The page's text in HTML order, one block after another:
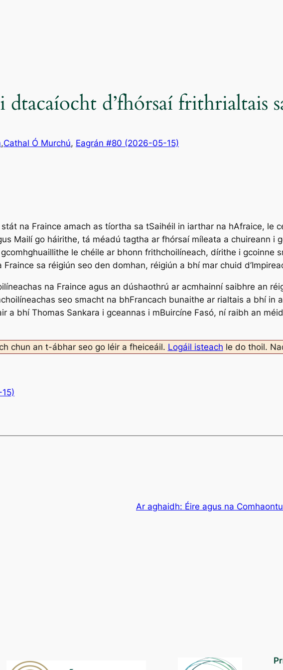
d’fhórsaí frithrialtais
,Cathal Ó Murchú, Eagrán #80 (2026-05-15)
na Fraince amach as tíortha sa tSaihéil in iarthar na hAfraice, le
Mailí go háirithe, tá méadú tagtha ar fhórsaí míleata a chuireann i
le chéile ar bhonn frithchoilíneach, dírithe i gcoinne
sa réigiún seo den domhan, réigiún a bhí mar chuid
na Fraince agus an dúshaothrú ar acmhainní saibhre an
seo smacht na bhFrancach bunaithe ar rialtais a bhí in
a bhí Thomas Sankara i gceannas i mBuircíne Fasó, ní raibh an
chun an t-ábhar seo go léir a fheiceáil. Logáil isteach le do thoil.
Ar aghaidh: Éire agus na